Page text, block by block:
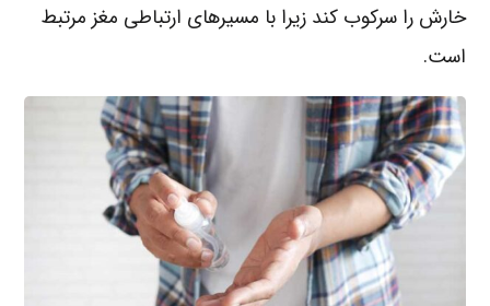
خارش را سرکوب کند زیرا با مسیرهای ارتباطی مغز مرتبط
است.